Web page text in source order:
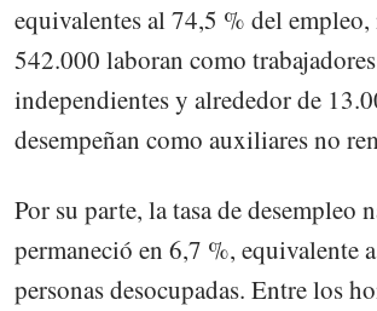
equivalentes al 74,5 % del
542.000 laboran como trabajadores
independientes y alrededor de
desempeñan como auxiliares no
Por su parte, la tasa de desempleo
permaneció en 6,7 %, equivalente
personas desocupadas. Entre los